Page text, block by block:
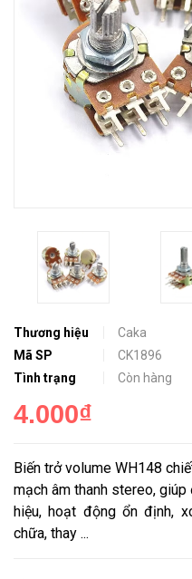
Thương hiệu
Caka
Mã SP
CK1896
Tình trạng
Còn hàng
4.000₫
Biến trở volume WH148
mạch âm thanh stereo,
hiệu, hoạt động ổn định,
chữa, thay ...